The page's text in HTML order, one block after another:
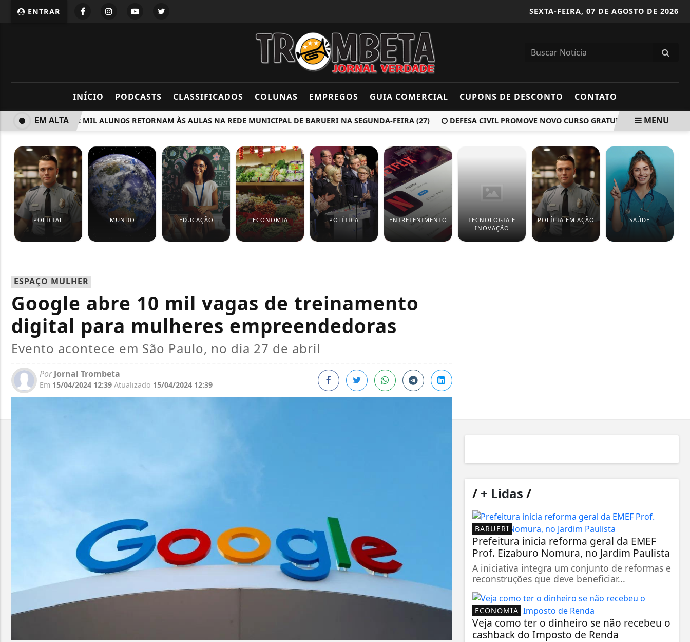
ENTRAR SEXTA-FEIRA, 07 DE AGOSTO DE 2026
INÍCIO PODCASTS CLASSIFICADOS COLUNAS EMPREGOS GUIA COMERCIAL CUPONS DE DESCONTO CONTATO
MAIS DE 62 MIL ALUNOS RETORNAM ÀS AULAS NA REDE MUNICIPAL DE BARUERI NA SEGUNDA-FEIRA (27) DEFESA CIVIL PROMOVE NOVO CURSO GRATUITO DE PILOTAGEM
EM ALTA MENU
POLICIAL MUNDO EDUCAÇÃO ECONOMIA POLÍTICA ENTRETENIMENTO
TECNOLOGIA E
INOVAÇÃO
POLÍCIA EM AÇÃO SAÚDE
ESPAÇO MULHER
Google abre 10 mil vagas de treinamento
digital para mulheres empreendedoras
Evento acontece em São Paulo, no dia 27 de abril
PorJornal Trombeta
Em 15/04/2024 12:39 Atualizado 15/04/2024 12:39
/+ Lidas /
BARUERI
Prefeitura inicia reforma geral da EMEF
Prof. Eizaburo Nomura, no Jardim Paulista
A iniciativa integra um conjunto de reformas e
reconstruções que deve beneficiar...
ECONOMIA
Veja como ter o dinheiro se não recebeu o
cashback do Imposto de Renda